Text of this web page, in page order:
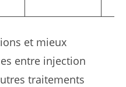
et mieux
entre injection
traitements